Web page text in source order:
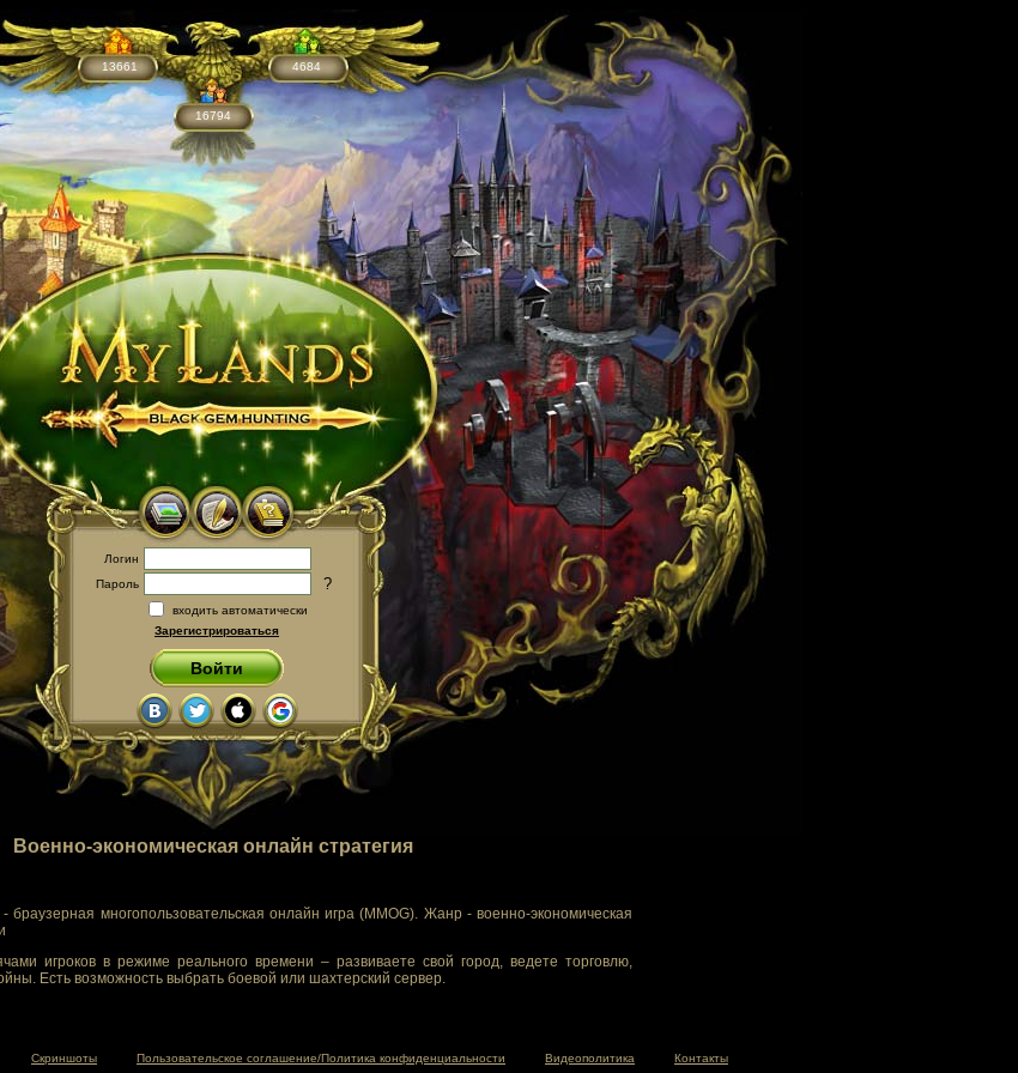
13661
16794
4684
Логин
Пароль
?
входить автоматически
Зарегистрироваться
Войти
Военно-экономическая онлайн стратегия
браузерная многопользовательская онлайн игра (MMOG). Жанр - военно-экономическая
игроков в режиме реального времени – развиваете свой город, ведете торговлю,
Есть возможность выбрать боевой или шахтерский сервер.
Скриншоты Пользовательское соглашение/Политика конфиденциальности Видеополитика Контакты